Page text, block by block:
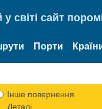
у світі сайт
Порти
Інше повернення
Деталі